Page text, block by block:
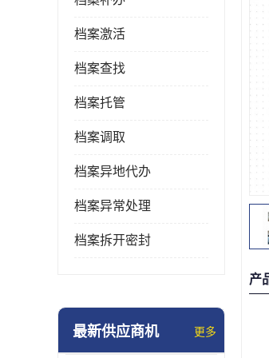
档案激活
档案查找
档案托管
档案调取
档案异地代办
档案异常处理
档案拆开密封
最新供应商机 更多
产